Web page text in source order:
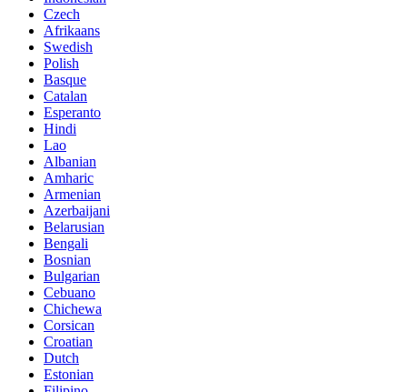
Czech
Afrikaans
Swedish
Polish
Basque
Catalan
Esperanto
Hindi
Lao
Albanian
Amharic
Armenian
Azerbaijani
Belarusian
Bengali
Bosnian
Bulgarian
Cebuano
Chichewa
Corsican
Croatian
Dutch
Estonian